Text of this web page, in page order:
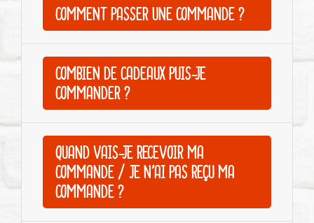
COMMENT PASSER UNE COMMANDE ?
COMBIEN DE CADEAUX PUIS-JE
COMMANDER ?
QUAND VAIS-JE RECEVOIR MA
COMMANDE / JE N’AI PAS REÇU MA
COMMANDE ?